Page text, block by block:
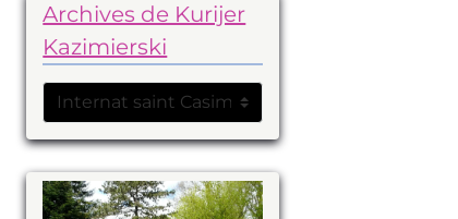
Archives de Kurijer
Kazimierski